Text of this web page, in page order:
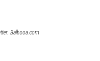
Balbooa.com